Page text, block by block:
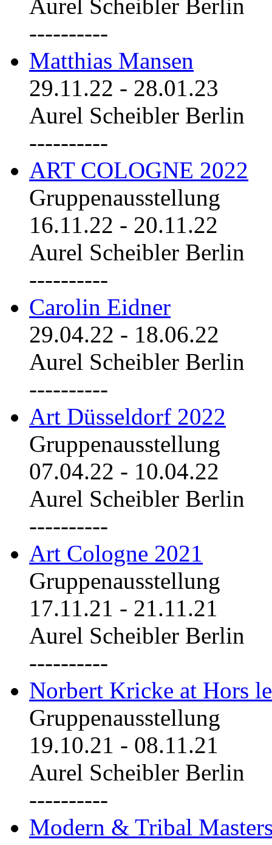
Aurel Scheibler Berlin
----------
Matthias Mansen
29.11.22 - 28.01.23
Aurel Scheibler Berlin
----------
ART COLOGNE 2022
Gruppenausstellung
16.11.22 - 20.11.22
Aurel Scheibler Berlin
----------
Carolin Eidner
29.04.22 - 18.06.22
Aurel Scheibler Berlin
----------
Art Düsseldorf 2022
Gruppenausstellung
07.04.22 - 10.04.22
Aurel Scheibler Berlin
----------
Art Cologne 2021
Gruppenausstellung
17.11.21 - 21.11.21
Aurel Scheibler Berlin
----------
Norbert Kricke at Hors
Gruppenausstellung
19.10.21 - 08.11.21
Aurel Scheibler Berlin
----------
Modern & Tribal